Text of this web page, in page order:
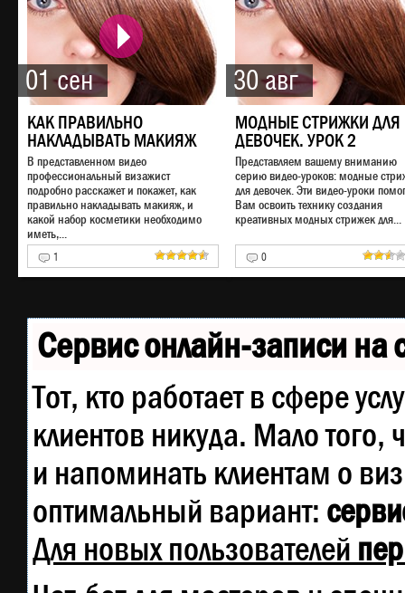
01 сен
КАК ПРАВИЛЬНО
НАКЛАДЫВАТЬ МАКИЯЖ
В представленном видео
профессиональный визажист
подробно расскажет и покажет, как
правильно накладывать макияж, и
какой набор косметики необходимо
иметь,...
1
30 авг
МОДНЫЕ СТРИЖКИ ДЛЯ
ДЕВОЧЕК. УРОК 2
Представляем вашему вниманию
серию видео-уроков: модные
для девочек. Эти видео-уроки
Вам освоить технику создания
креативных модных стрижек для...
0
Сервис онлайн-записи на
Тот, кто работает в сфере
клиентов никуда. Мало того,
и напоминать клиентам о
оптимальный вариант:
Для новых пользователей